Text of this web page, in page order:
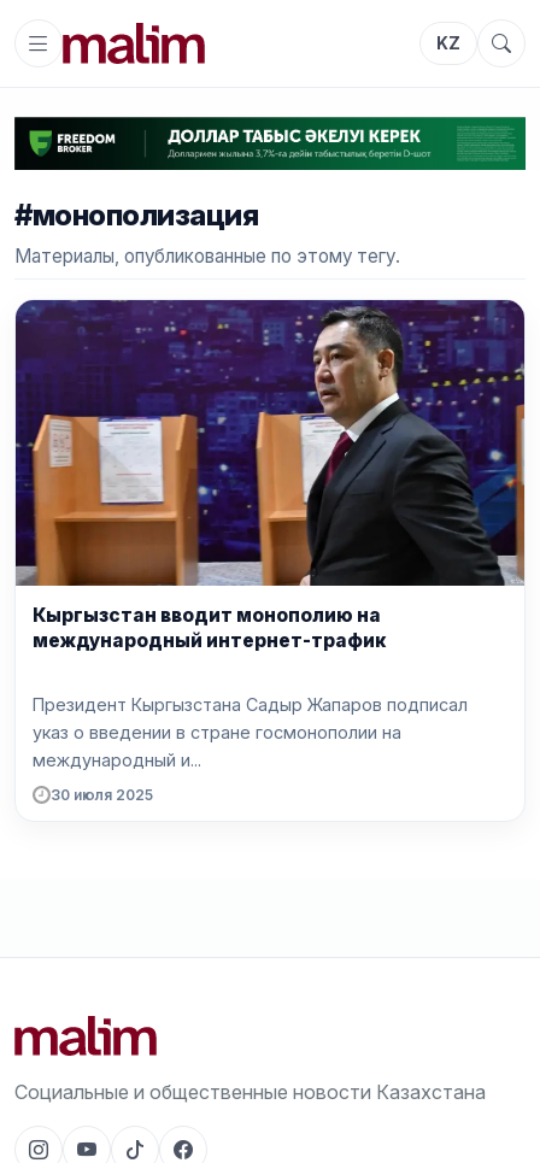
KZ
#монополизация
Материалы, опубликованные по этому тегу.
Кыргызстан вводит монополию на
международный интернет-трафик
Президент Кыргызстана Садыр Жапаров подписал
указ о введении в стране госмонополии на
международный и...
30 июля 2025
Социальные и общественные новости Казахстана